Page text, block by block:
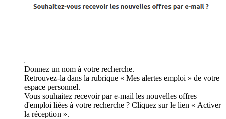
Donnez un nom à votre recherche.
Retrouvez-la dans la rubrique « Mes alertes emploi » de votre
espace personnel.
Vous souhaitez recevoir par e-mail les nouvelles offres
d'emploi liées à votre recherche ? Cliquez sur le lien « Activer
la réception ».